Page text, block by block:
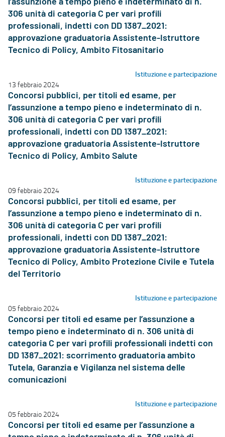
l’assunzione a tempo pieno e indeterminato di n.
306 unità di categoria C per vari profili
professionali, indetti con DD 1387_2021:
approvazione graduatoria Assistente-Istruttore
Tecnico di Policy, Ambito Fitosanitario
Istituzione e partecipazione
13 febbraio 2024
Concorsi pubblici, per titoli ed esame, per
l’assunzione a tempo pieno e indeterminato di n.
306 unità di categoria C per vari profili
professionali, indetti con DD 1387_2021:
approvazione graduatoria Assistente-Istruttore
Tecnico di Policy, Ambito Salute
Istituzione e partecipazione
09 febbraio 2024
Concorsi pubblici, per titoli ed esame, per
l’assunzione a tempo pieno e indeterminato di n.
306 unità di categoria C per vari profili
professionali, indetti con DD 1387_2021:
approvazione graduatoria Assistente-Istruttore
Tecnico di Policy, Ambito Protezione Civile e Tutela
del Territorio
Istituzione e partecipazione
05 febbraio 2024
Concorsi per titoli ed esame per l’assunzione a
tempo pieno e indeterminato di n. 306 unità di
categoria C per vari profili professionali indetti con
DD 1387_2021: scorrimento graduatoria ambito
Tutela, Garanzia e Vigilanza nel sistema delle
comunicazioni
Istituzione e partecipazione
05 febbraio 2024
Concorsi per titoli ed esame per l’assunzione a